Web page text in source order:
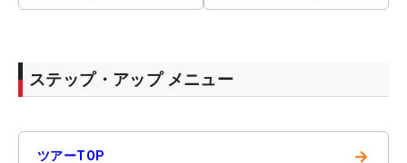
ステップ・アップ メニュー
ツアーTOP →